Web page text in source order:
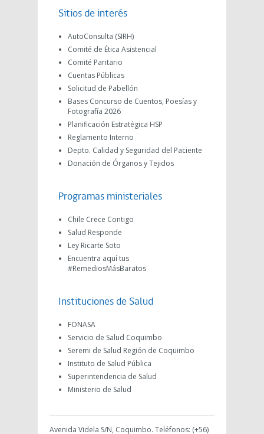
Sitios de interés
AutoConsulta (SIRH)
Comité de Ética Asistencial
Comité Paritario
Cuentas Públicas
Solicitud de Pabellón
Bases Concurso de Cuentos, Poesías y
Fotografía 2026
Planificación Estratégica HSP
Reglamento Interno
Depto. Calidad y Seguridad del Paciente
Donación de Órganos y Tejidos
Programas ministeriales
Chile Crece Contigo
Salud Responde
Ley Ricarte Soto
Encuentra aquí tus
#RemediosMásBaratos
Instituciones de Salud
FONASA
Servicio de Salud Coquimbo
Seremi de Salud Región de Coquimbo
Instituto de Salud Pública
Superintendencia de Salud
Ministerio de Salud
Avenida Videla S/N, Coquimbo. Teléfonos: (+56)